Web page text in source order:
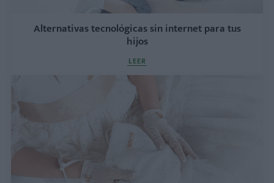
Alternativas tecnológicas sin internet para tus
hijos
LEER